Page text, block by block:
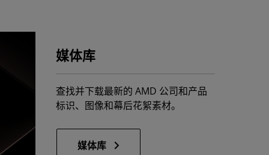
媒体库
查找并下载最新的 AMD 公司和产品
标识、图像和幕后花絮素材。
媒体库